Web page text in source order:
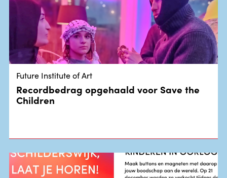
Future Institute of Art
Recordbedrag opgehaald voor Save the
Children